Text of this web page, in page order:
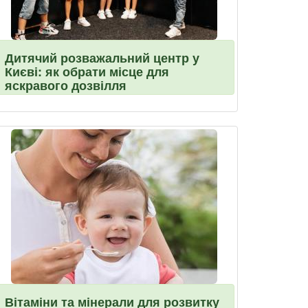
Дитячий розважальний центр у
Києві: як обрати місце для
яскравого дозвілля
Вітаміни та мінерали для розвитку